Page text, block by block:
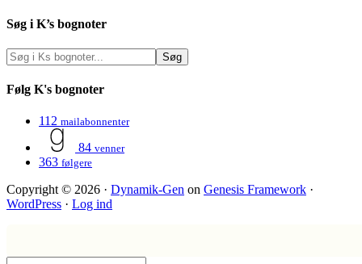
Søg i K’s bognoter
Følg K's bognoter
112 mailabonnenter
84 venner
363 følgere
Copyright © 2026 · Dynamik-Gen on Genesis Framework ·
WordPress · Log ind